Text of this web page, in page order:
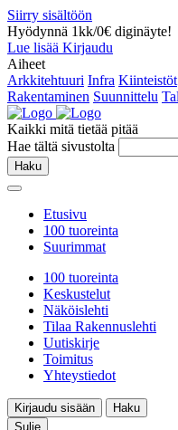
Siirry sisältöön
Hyödynnä 1kk/0€ diginäyte!
Lue lisää Kirjaudu
Aiheet
Arkkitehtuuri Infra Kiinteistöt
Rakentaminen Suunnittelu
Kaikki mitä tietää pitää
Hae tältä sivustolta
Haku
Etusivu
100 tuoreinta
Suurimmat
100 tuoreinta
Keskustelut
Näköislehti
Tilaa Rakennuslehti
Uutiskirje
Toimitus
Yhteystiedot
Kirjaudu sisään
Haku
Sulje